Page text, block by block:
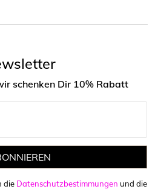
schenken Dir 10% Rabatt
die Datenschutzbestimmungen und die